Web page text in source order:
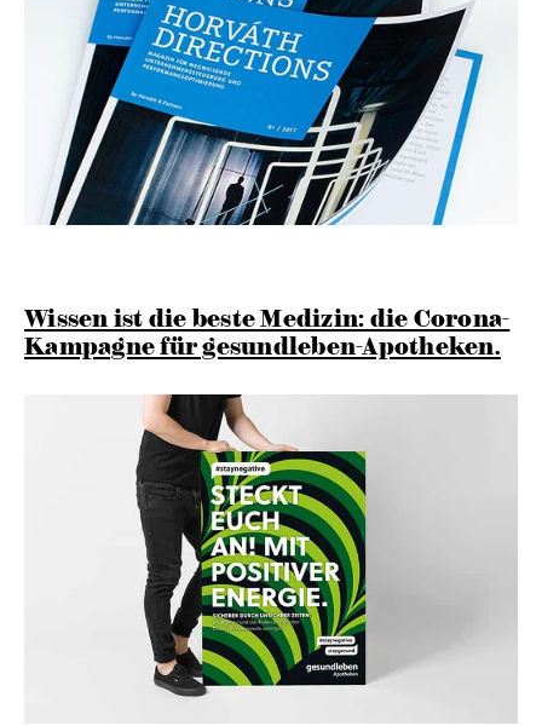
Wissen ist die beste Medizin: die Corona-
Kampagne für gesundleben-Apotheken.